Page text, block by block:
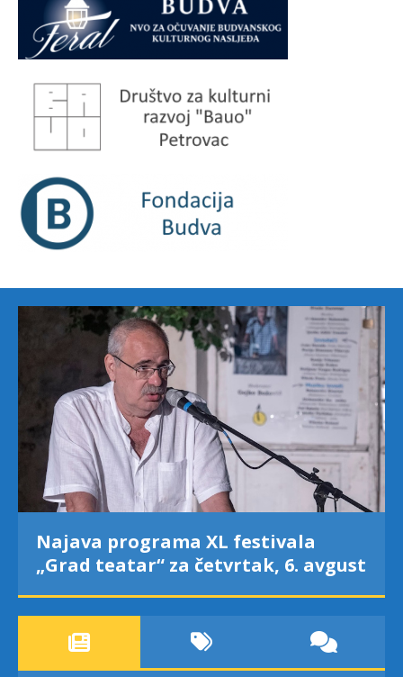
Najava programa XL festivala
„Grad teatar“ za četvrtak, 6. avgust